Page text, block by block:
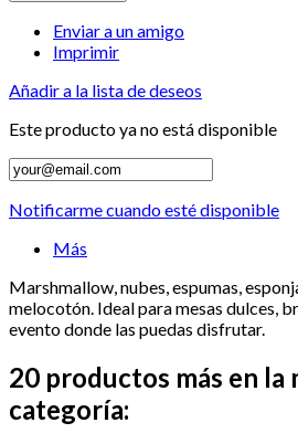
Enviar a un amigo
Imprimir
Añadir a la lista de deseos
Este producto ya no está disponible
Notificarme cuando esté disponible
Más
Marshmallow, nubes, espumas,
melocotón. Ideal para mesas dulces,
evento donde las puedas disfrutar.
20 productos más en la
categoría: